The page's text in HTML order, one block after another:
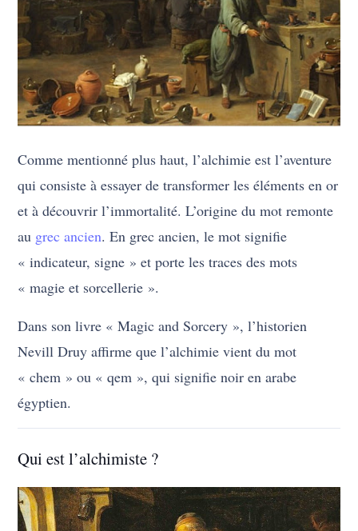
Comme mentionné plus haut, l’alchimie est l’aventure
qui consiste à essayer de transformer les éléments en or
et à découvrir l’immortalité. L’origine du mot remonte
au grec ancien. En grec ancien, le mot signifie
« indicateur, signe » et porte les traces des mots
« magie et sorcellerie ».
Dans son livre « Magic and Sorcery », l’historien
Nevill Druy affirme que l’alchimie vient du mot
« chem » ou « qem », qui signifie noir en arabe
égyptien.
Qui est l’alchimiste ?